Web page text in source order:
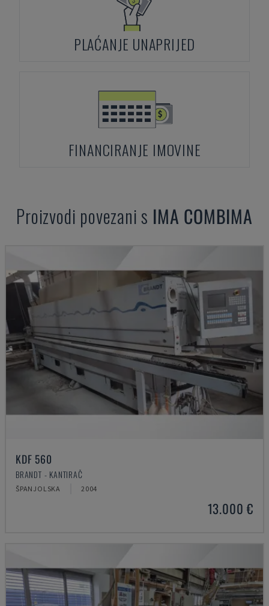
PLAĆANJE UNAPRIJED
FINANCIRANJE IMOVINE
Proizvodi povezani s IMA COMBIMA
KDF 560
BRANDT - KANTIRAČ
ŠPANJOLSKA 2004
13.000 €